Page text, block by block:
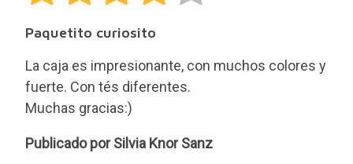
Paquetito curiosito
La caja es impresionante, con muchos colores y
fuerte. Con tés diferentes.
Muchas gracias:)
Silvia
Publicado por Silvia Knor Sanz